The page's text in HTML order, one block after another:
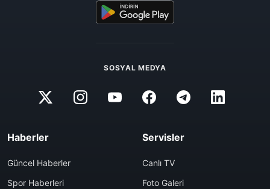
SOSYAL MEDYA
Haberler
Güncel Haberler
Spor Haberleri
Servisler
Canlı TV
Foto Galeri